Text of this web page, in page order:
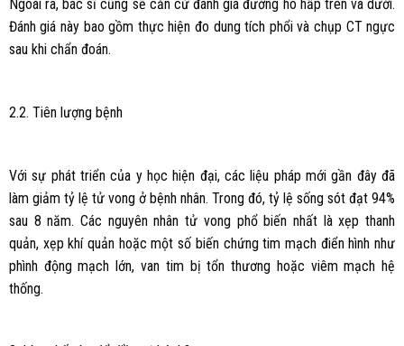
Ngoài ra, bác sĩ cũng sẽ căn cứ đánh giá đường hô hấp trên và dưới.
Đánh giá này bao gồm thực hiện đo dung tích phổi và chụp CT ngực
sau khi chẩn đoán.
2.2. Tiên lượng bệnh
Với sự phát triển của y học hiện đại, các liệu pháp mới gần đây đã
làm giảm tỷ lệ tử vong ở bệnh nhân. Trong đó, tỷ lệ sống sót đạt 94%
sau 8 năm. Các nguyên nhân tử vong phổ biến nhất là xẹp thanh
quản, xẹp khí quản hoặc một số biến chứng tim mạch điển hình như
phình động mạch lớn, van tim bị tổn thương hoặc viêm mạch hệ
thống.